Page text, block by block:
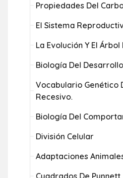
Propiedades Del
El Sistema
La Evolución Y El Árbol
Biología Del Desarrollo
Vocabulario Genético
Recesivo.
Biología Del
División Celular
Adaptaciones
Cuadrados De Punnett